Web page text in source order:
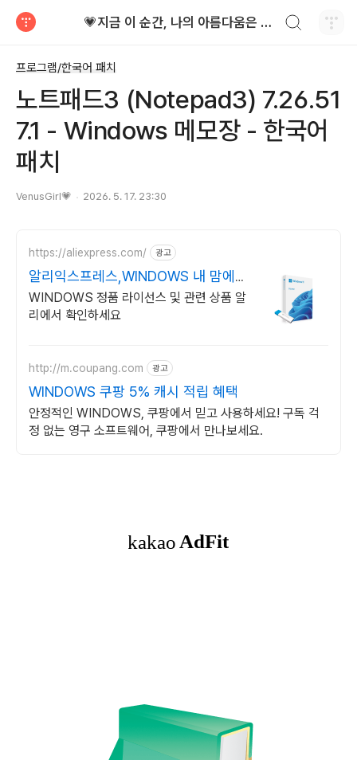
💗지금 이 순간, 나의 아름다움은 가장 빛난다!
프로그램/한국어 패치
노트패드3 (Notepad3) 7.26.51
7.1 - Windows 메모장 - 한국어
패치
VenusGirl💗 2026. 5. 17. 23:30
https://aliexpress.com/ 광고
알리익스프레스,WINDOWS 내 맘에
쏙드는 오늘의 특가
WINDOWS 정품 라이선스 및 관련 상품 알
리에서 확인하세요
http://m.coupang.com 광고
WINDOWS 쿠팡 5% 캐시 적립 혜택
안정적인 WINDOWS, 쿠팡에서 믿고 사용하세요! 구독 걱
정 없는 영구 소프트웨어, 쿠팡에서 만나보세요.